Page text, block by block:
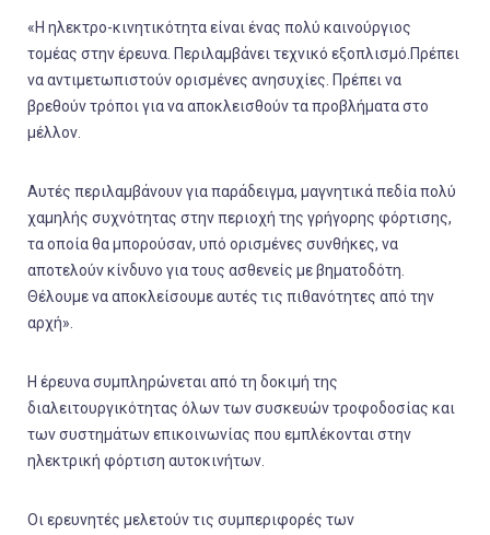
«Η ηλεκτρο-κινητικότητα είναι ένας πολύ καινούργιος
τομέας στην έρευνα. Περιλαμβάνει τεχνικό εξοπλισμό.Πρέπει
να αντιμετωπιστούν ορισμένες ανησυχίες. Πρέπει να
βρεθούν τρόποι για να αποκλεισθούν τα προβλήματα στο
μέλλον.
Αυτές περιλαμβάνουν για παράδειγμα, μαγνητικά πεδία πολύ
χαμηλής συχνότητας στην περιοχή της γρήγορης φόρτισης,
τα οποία θα μπορούσαν, υπό ορισμένες συνθήκες, να
αποτελούν κίνδυνο για τους ασθενείς με βηματοδότη.
Θέλουμε να αποκλείσουμε αυτές τις πιθανότητες από την
αρχή».
Η έρευνα συμπληρώνεται από τη δοκιμή της
διαλειτουργικότητας όλων των συσκευών τροφοδοσίας και
των συστημάτων επικοινωνίας που εμπλέκονται στην
ηλεκτρική φόρτιση αυτοκινήτων.
Οι ερευνητές μελετούν τις συμπεριφορές των